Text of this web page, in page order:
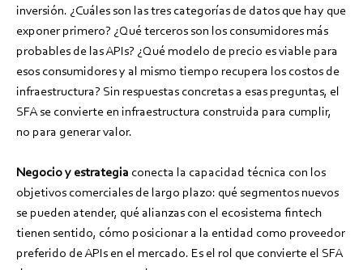
inversión. ¿Cuáles son las tres categorías de datos que hay que
exponer primero? ¿Qué terceros son los consumidores más
probables de las APIs? ¿Qué modelo de precio es viable para
esos consumidores y al mismo tiempo recupera los costos de
infraestructura? Sin respuestas concretas a esas preguntas, el
SFA se convierte en infraestructura construida para cumplir,
no para generar valor.
Negocio y estrategia conecta la capacidad técnica con los
objetivos comerciales de largo plazo: qué segmentos nuevos
se pueden atender, qué alianzas con el ecosistema fintech
tienen sentido, cómo posicionar a la entidad como proveedor
preferido de APIs en el mercado. Es el rol que convierte el SFA